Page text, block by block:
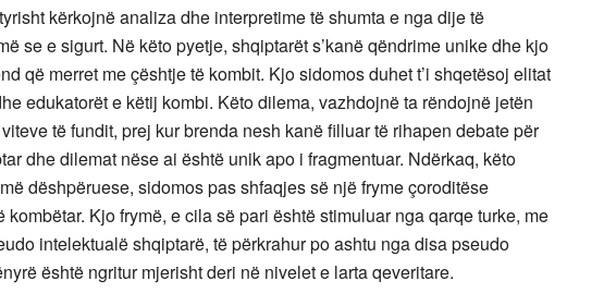
kërkojnë analiza dhe interpretime të shumta e nga dije të
se e sigurt. Në këto pyetje, shqiptarët s’kanë qëndrime unike dhe kjo
që merret me çështje të kombit. Kjo sidomos duhet t’i shqetësoj elitat
edukatorët e këtij kombi. Këto dilema, vazhdojnë ta rëndojnë jetën
të fundit, prej kur brenda nesh kanë filluar të rihapen debate për
dhe dilemat nëse ai është unik apo i fragmentuar. Ndërkaq, këto
dëshpëruese, sidomos pas shfaqjes së një fryme çoroditëse
kombëtar. Kjo frymë, e cila së pari është stimuluar nga qarqe turke, me
intelektualë shqiptarë, të përkrahur po ashtu nga disa pseudo
është ngritur mjerisht deri në nivelet e larta qeveritare.